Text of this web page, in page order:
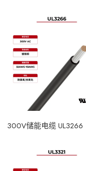
300V储能电缆 UL3266